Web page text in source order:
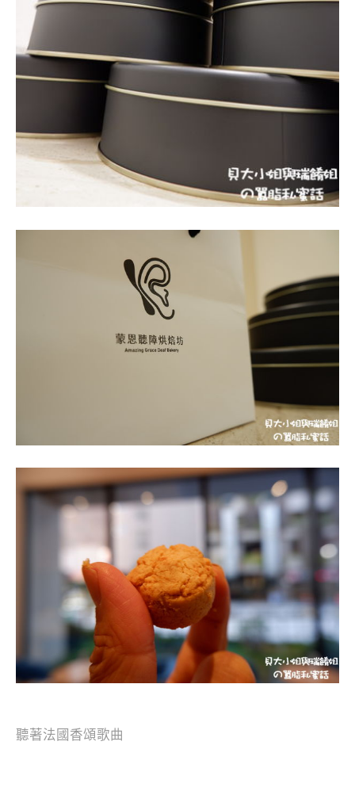
聽著法國香頌歌曲